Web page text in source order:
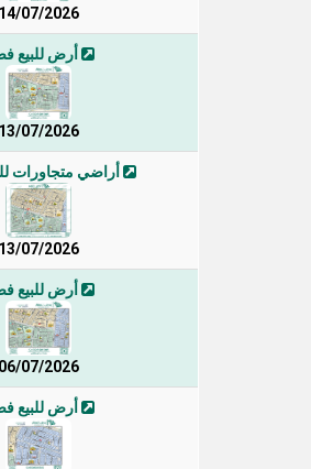
14/07/2026
أرض للبيع
13/07/2026
أراضي متجاورات
13/07/2026
أرض للبيع
06/07/2026
أرض للبيع